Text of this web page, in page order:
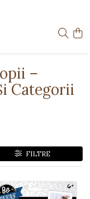
–
Categorii
FILTRE